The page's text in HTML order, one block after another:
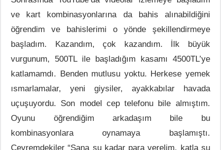
ve kart kombinasyonlarına da bahis alınabildiğini
öğrendim ve bahislerimi o yönde şekillendirmeye
başladım. Kazandım, çok kazandım. İlk büyük
vurgunum, 500TL ile başladığım kasamı 4500TL’ye
katlamamdı. Benden mutlusu yoktu. Herkese yemek
ısmarlamalar, yeni giysiler, ayakkabılar havada
uçuşuyordu. Son model cep telefonu bile almıştım.
Oyunu öğrendiğim arkadaşım bile bu
kombinasyonlara oynamaya başlamıştı.
Çevremdekiler “Sana şu kadar para verelim, katla şu